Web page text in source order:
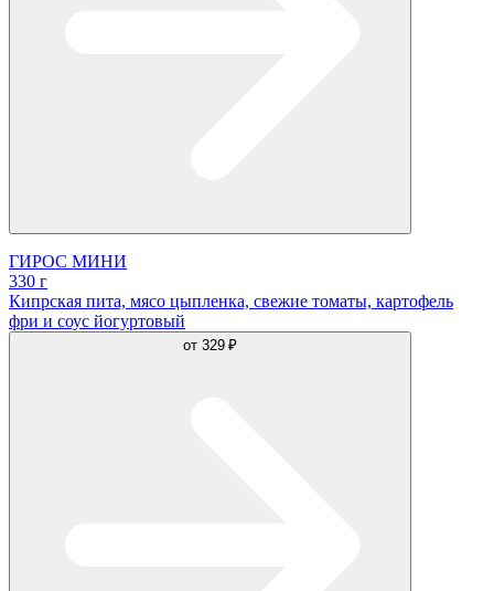
ГИРОС МИНИ
330 г
Кипрская пита, мясо цыпленка, свежие томаты, картофель
фри и соус йогуртовый
от 329 ₽